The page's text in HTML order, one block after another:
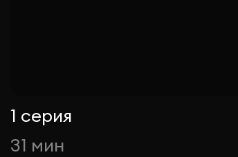
1 серия
31 мин